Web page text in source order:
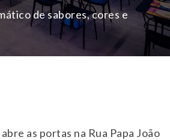
de sabores, cores e
as portas na Rua Papa João